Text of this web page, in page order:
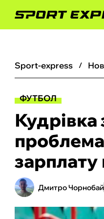
sport-express
ФУТБОЛ
Кудрівка
зарплату
Дмитро Чорнобай